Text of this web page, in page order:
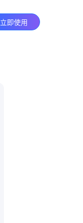
立即使用